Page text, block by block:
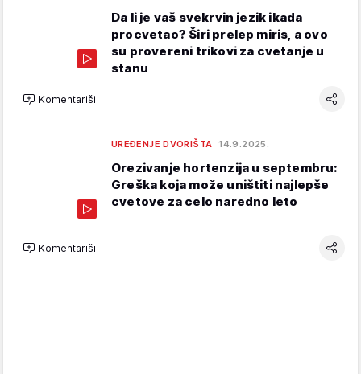
Da li je vaš svekrvin jezik ikada
procvetao? Širi prelep miris, a ovo
su provereni trikovi za cvetanje u
stanu
Komentariši
UREĐENJE DVORIŠTA 14.9.2025.
Orezivanje hortenzija u septembru:
Greška koja može uništiti najlepše
cvetove za celo naredno leto
Komentariši